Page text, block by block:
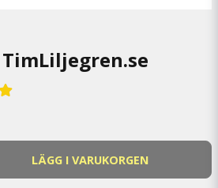
LÄGG I VARUKORGEN